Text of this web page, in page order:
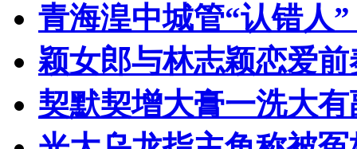
青海湟中城管“认错人
颖女郎与林志颖恋爱
契默契增大膏一洗大